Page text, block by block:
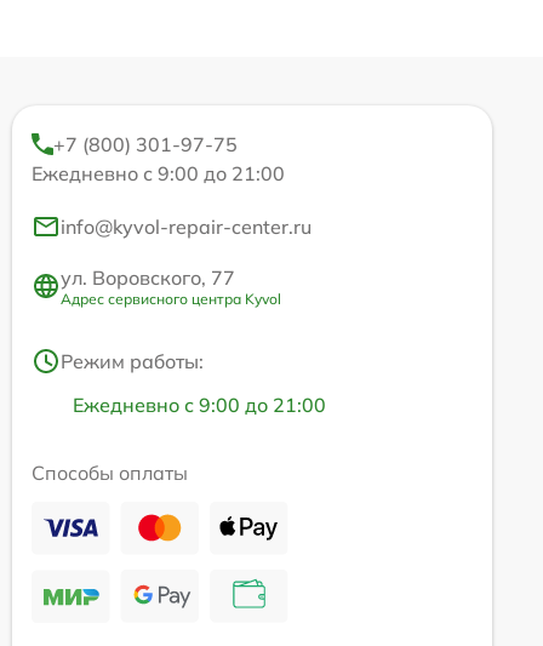
+7 (800) 301-97-75
Ежедневно с 9:00 до 21:00
info@kyvol-repair-center.ru
ул. Воровского, 77
Адрес сервисного центра Kyvol
Режим работы:
Ежедневно с 9:00 до 21:00
Способы оплаты